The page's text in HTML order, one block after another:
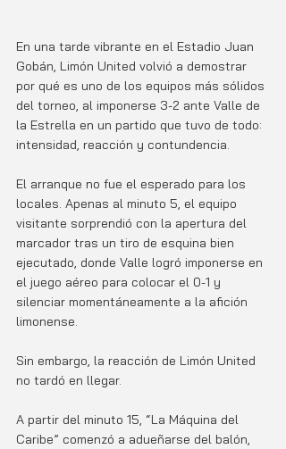
En una tarde vibrante en el Estadio Juan
Gobán, Limón United volvió a demostrar
por qué es uno de los equipos más sólidos
del torneo, al imponerse 3-2 ante Valle de
la Estrella en un partido que tuvo de todo:
intensidad, reacción y contundencia.
El arranque no fue el esperado para los
locales. Apenas al minuto 5, el equipo
visitante sorprendió con la apertura del
marcador tras un tiro de esquina bien
ejecutado, donde Valle logró imponerse en
el juego aéreo para colocar el 0-1 y
silenciar momentáneamente a la afición
limonense.
Sin embargo, la reacción de Limón United
no tardó en llegar.
A partir del minuto 15, “La Máquina del
Caribe” comenzó a adueñarse del balón,